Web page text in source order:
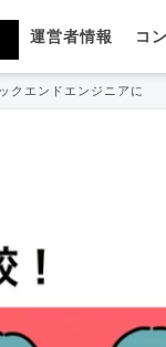
運営者情報 コ
クエンドエンジニアに強